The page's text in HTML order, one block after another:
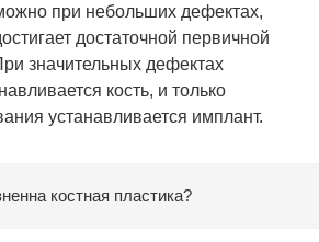
при небольших дефектах,
достаточной первичной
значительных дефектах
кость, и только
устанавливается имплант.
костная пластика?